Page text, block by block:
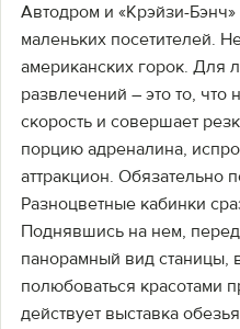
Автодром и «Крэйзи-
маленьких посетителей.
американских горок. Для
развлечений – это то,
скорость и совершает
порцию адреналина,
аттракцион. Обязательно
Разноцветные кабинки
Поднявшись на нем,
панорамный вид станицы,
полюбоваться красотами
действует выставка